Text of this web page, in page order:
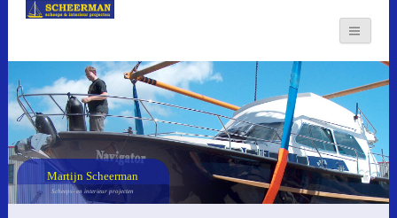
Martijn Scheerman
Scheeps- en interieur projecten